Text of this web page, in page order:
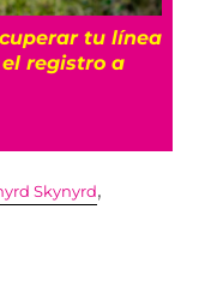
no usar
Skynyrd,